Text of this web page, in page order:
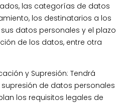
las categorías de datos
los destinatarios a los
datos personales y el plazo
de los datos, entre otra
y Supresión: Tendrá
de datos personales
los requisitos legales de